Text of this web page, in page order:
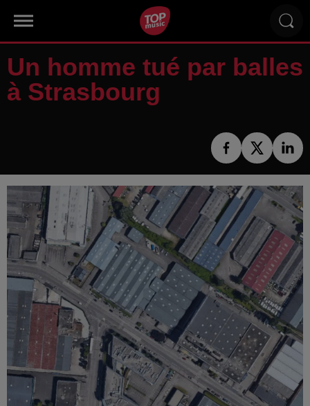
Un homme tué par balles
à Strasbourg